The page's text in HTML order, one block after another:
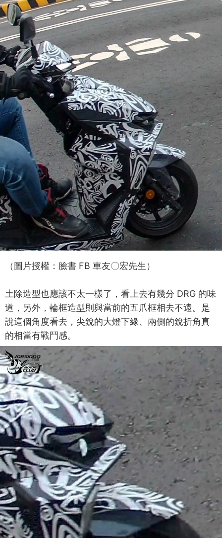
（圖片授權：臉書 FB 車友〇宏先生）
土除造型也應該不太一樣了，看上去有幾分 DRG 的味
道，另外，輪框造型則與當前的五爪框相去不遠。是
說這個角度看去，尖銳的大燈下緣、兩側的銳折角真
的相當有戰鬥感。